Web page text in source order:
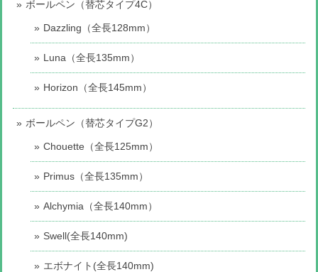
ボールペン（替芯タイプ4C）
Dazzling（全長128mm）
Luna（全長135mm）
Horizon（全長145mm）
ボールペン（替芯タイプG2）
Chouette（全長125mm）
Primus（全長135mm）
Alchymia（全長140mm）
Swell(全長140mm)
エボナイト(全長140mm)